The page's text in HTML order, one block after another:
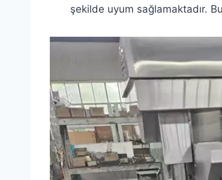
şekilde uyum sağlamaktadır.